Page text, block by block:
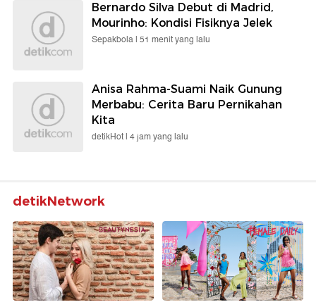
Bernardo Silva Debut di Madrid,
Mourinho: Kondisi Fisiknya Jelek
Sepakbola | 51 menit yang lalu
Anisa Rahma-Suami Naik Gunung
Merbabu: Cerita Baru Pernikahan
Kita
detikHot | 4 jam yang lalu
detikNetwork